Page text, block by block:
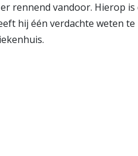
rennend vandoor. Hierop
hij één verdachte weten